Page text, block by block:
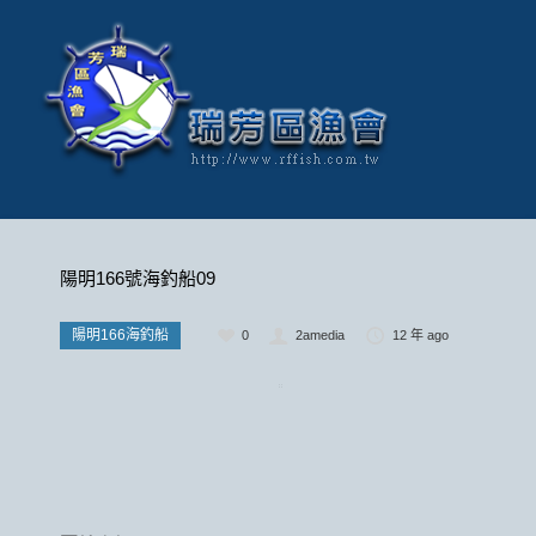
陽明166號海釣船09
陽明166海釣船 0 2amedia 12 年 ago